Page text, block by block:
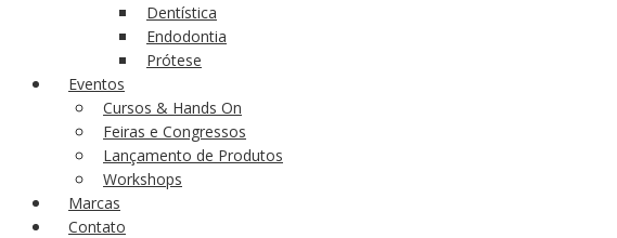
Dentística
Endodontia
Prótese
Eventos
Cursos & Hands On
Feiras e Congressos
Lançamento de Produtos
Workshops
Marcas
Contato